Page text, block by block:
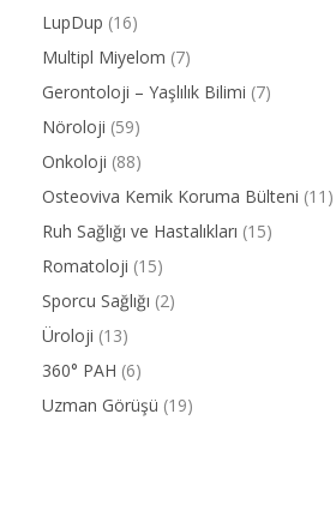
LupDup (16)
Multipl Miyelom (7)
Gerontoloji – Yaşlılık Bilimi (7)
Nöroloji (59)
Onkoloji (88)
Osteoviva Kemik Koruma Bülteni (11)
Ruh Sağlığı ve Hastalıkları (15)
Romatoloji (15)
Sporcu Sağlığı (2)
Üroloji (13)
360° PAH (6)
Uzman Görüşü (19)